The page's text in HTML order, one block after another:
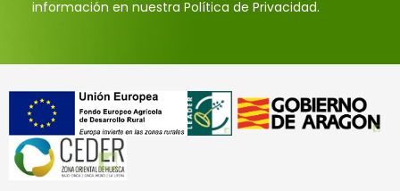
información en nuestra Política de Privacidad.